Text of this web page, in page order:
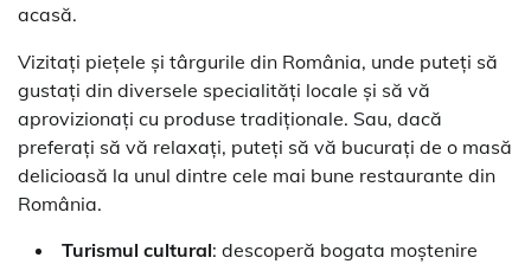
acasă.
Vizitați piețele și târgurile din România, unde puteți să
gustați din diversele specialități locale și să vă
aprovizionați cu produse tradiționale. Sau, dacă
preferați să vă relaxați, puteți să vă bucurați de o masă
delicioasă la unul dintre cele mai bune restaurante din
România.
Turismul cultural: descoperă bogata moștenire